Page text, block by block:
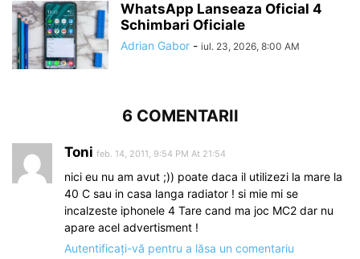
WhatsApp Lanseaza Oficial 4
Schimbari Oficiale
Adrian Gabor - iul. 23, 2026, 8:00 AM
6 COMENTARII
Toni feb. 14, 2011, 9:54 PM At 21:54
nici eu nu am avut ;)) poate daca il utilizezi la mare la
40 C sau in casa langa radiator ! si mie mi se
incalzeste iphonele 4 Tare cand ma joc MC2 dar nu
apare acel advertisment !
Autentificați-vă pentru a lăsa un comentariu